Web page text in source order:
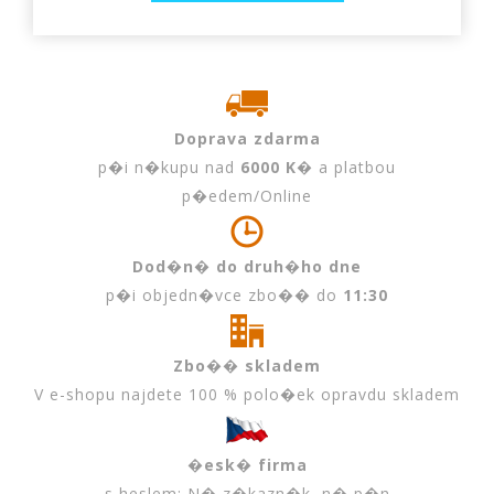
Doprava zdarma
p�i n�kupu nad 6000 K� a platbou
p�edem/Online
Dod�n� do druh�ho dne
p�i objedn�vce zbo�� do 11:30
Zbo�� skladem
V e-shopu najdete 100 % polo�ek opravdu skladem
�esk� firma